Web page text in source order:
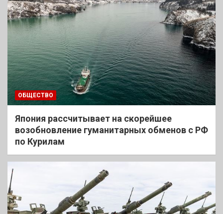
ОБЩЕСТВО
Япония рассчитывает на скорейшее
возобновление гуманитарных обменов с РФ
по Курилам